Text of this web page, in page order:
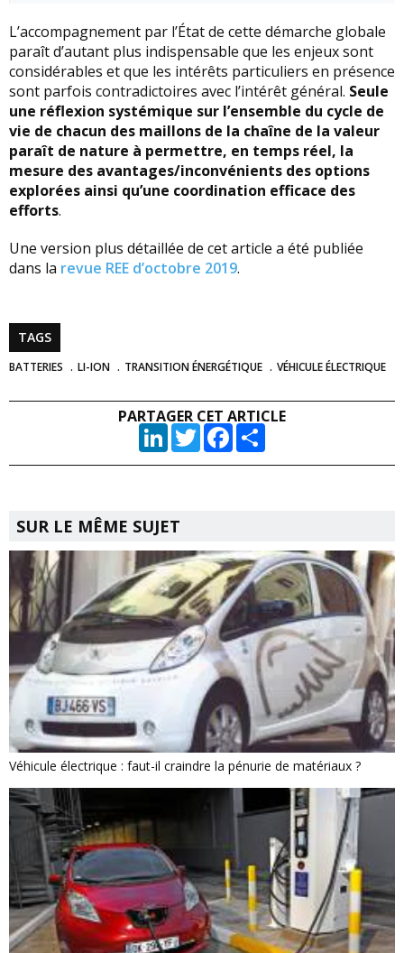
L’accompagnement par l’État de cette démarche globale
paraît d’autant plus indispensable que les enjeux sont
considérables et que les intérêts particuliers en présence
sont parfois contradictoires avec l’intérêt général. Seule
une réflexion systémique sur l’ensemble du cycle de
vie de chacun des maillons de la chaîne de la valeur
paraît de nature à permettre, en temps réel, la
mesure des avantages/inconvénients des options
explorées ainsi qu’une coordination efficace des
efforts.
Une version plus détaillée de cet article a été publiée
dans la revue REE d’octobre 2019.
TAGS
BATTERIES LI-ION TRANSITION ÉNERGÉTIQUE VÉHICULE ÉLECTRIQUE
PARTAGER CET ARTICLE
LinkedInTwitterFacebook
SUR LE MÊME SUJET
Véhicule électrique : faut-il craindre la pénurie de matériaux ?